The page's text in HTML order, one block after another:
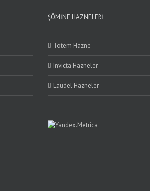
ŞÖMINE HAZNELERI
Totem Hazne
Invicta Hazneler
Laudel Hazneler